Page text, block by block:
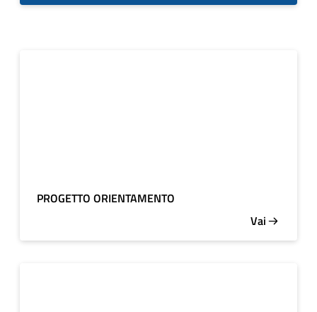
PROGETTO ORIENTAMENTO
Vai